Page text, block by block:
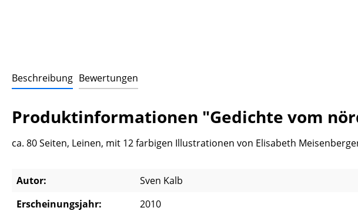
Beschreibung Bewertungen
Produktinformationen "Gedichte vom
ca. 80 Seiten, Leinen, mit 12 farbigen Illustrationen von Elisabeth
Autor:
Sven Kalb
Erscheinungsjahr:
2010